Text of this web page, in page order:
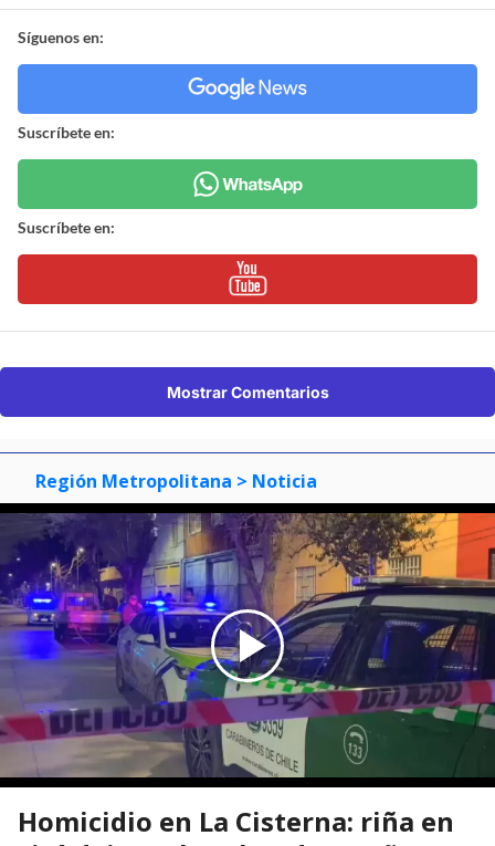
Síguenos en:
Suscríbete en:
Suscríbete en:
Mostrar Comentarios
Región Metropolitana > Noticia
Homicidio en La Cisterna: riña en